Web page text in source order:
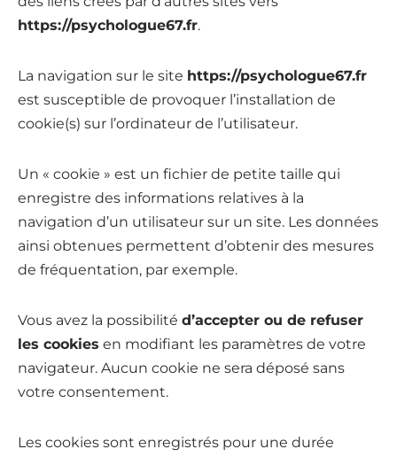
https://psychologue67.fr.
La navigation sur le site https://psychologue67.fr
est susceptible de provoquer l’installation de
cookie(s) sur l’ordinateur de l’utilisateur.
Un « cookie » est un fichier de petite taille qui
enregistre des informations relatives à la
navigation d’un utilisateur sur un site. Les données
ainsi obtenues permettent d’obtenir des mesures
de fréquentation, par exemple.
Vous avez la possibilité d’accepter ou de refuser
les cookies en modifiant les paramètres de votre
navigateur. Aucun cookie ne sera déposé sans
votre consentement.
Les cookies sont enregistrés pour une durée